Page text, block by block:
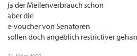
ja der Meilenverbrauch schon
aber die
e-voucher von Senatoren
sollen doch angeblich restrictiver